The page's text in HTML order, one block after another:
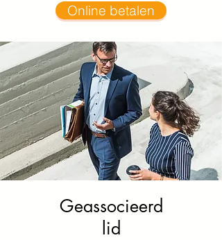
Online betalen
Geassocieerd
lid